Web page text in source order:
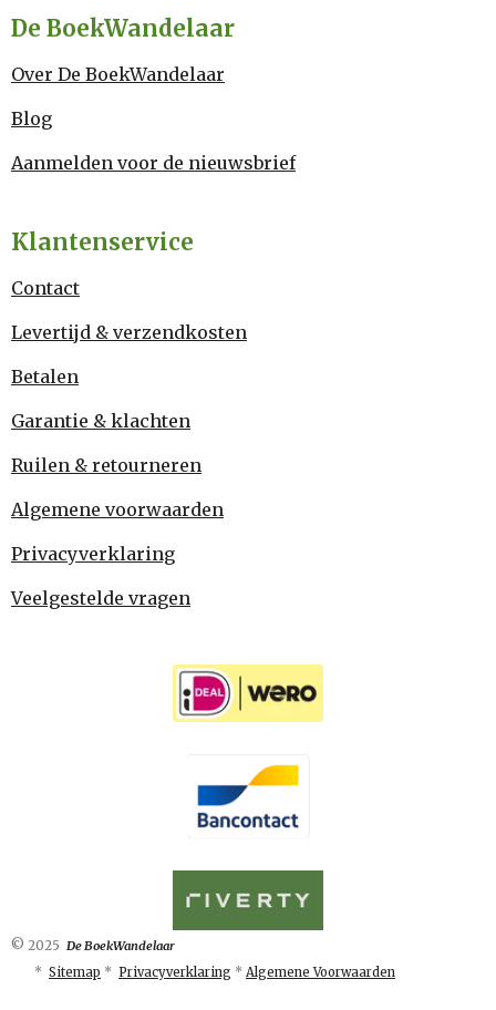
De BoekWandelaar
Over De BoekWandelaar
Blog
Aanmelden voor de nieuwsbrief
Klantenservice
Contact
Levertijd & verzendkosten
Betalen
Garantie & klachten
Ruilen & retourneren
Algemene voorwaarden
Privacyverklaring
Veelgestelde vragen
© 2025 De BoekWandelaar
* Sitemap * Privacyverklaring * Algemene Voorwaarden